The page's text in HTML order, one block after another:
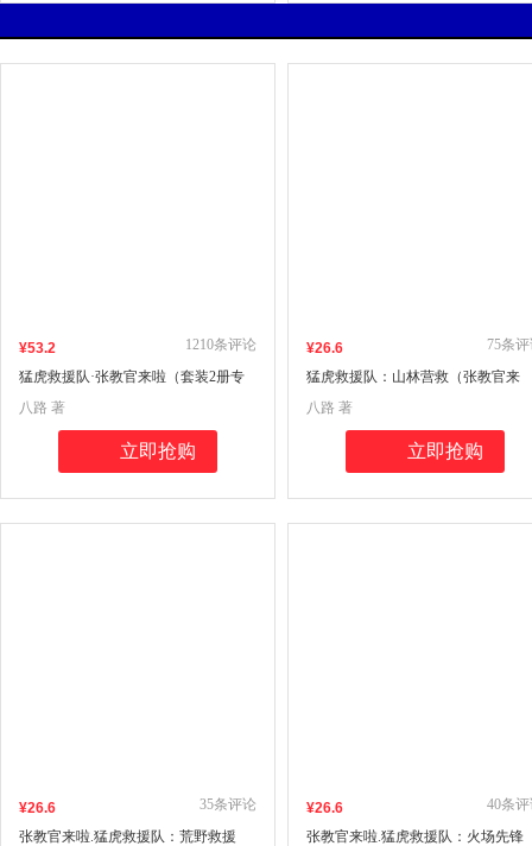
¥53.2
猛虎救援队·张教官来啦（套装2册专
享八路叔叔限量亲笔签名+6款卡通形
象印章随机1款+随机拍立得2张）
1210条评论
八路 著
立即抢购
¥26.6
猛虎救援队：山林营救（张教官来
啦！中国少年安全救援小说；传递
全意识，培养自救技能，学会保护
己；学会生存，成为强者！）
75条
八路 著
立即抢购
¥26.6
张教官来啦.猛虎救援队：荒野救援
35条评论 ¥26.6
张教官来啦.猛虎救援队：火场先锋
40条